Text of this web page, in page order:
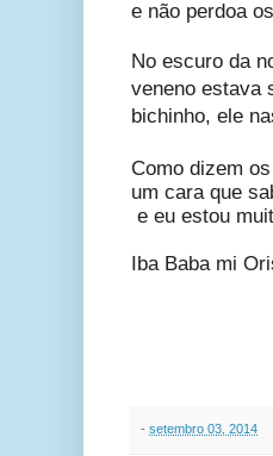
e não perdoa
No escuro da
veneno estava
bichinho, ele
Como dizem
um cara que
e eu estou
Iba Baba mi
- setembro 03, 2014